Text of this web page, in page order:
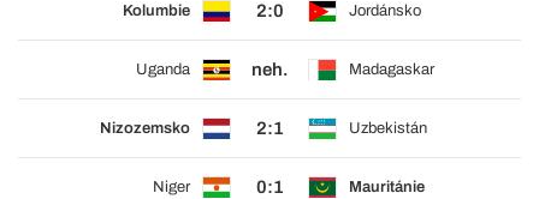
Kolumbie 2:0 Jordánsko
Uganda neh. Madagaskar
Nizozemsko 2:1 Uzbekistán
Niger 0:1 Mauritánie